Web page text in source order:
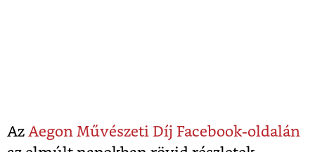
Az Aegon Művészeti Díj Facebook-oldalán